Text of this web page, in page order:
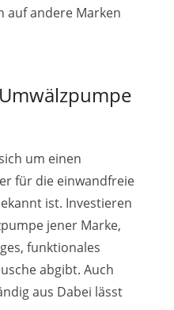
auf andere Marken
um einen
für die einwandfreie
ist. Investieren
jener Marke,
funktionales
abgibt. Auch
aus Dabei lässt